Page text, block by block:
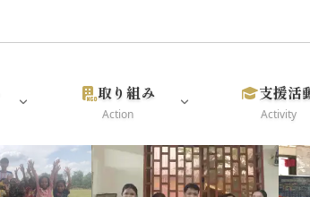
取り組み
Action
支援活
Activity